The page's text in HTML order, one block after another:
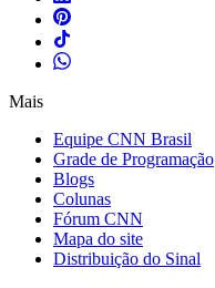
Mais
Equipe CNN Brasil
Grade de Programação
Blogs
Colunas
Fórum CNN
Mapa do site
Distribuição do Sinal